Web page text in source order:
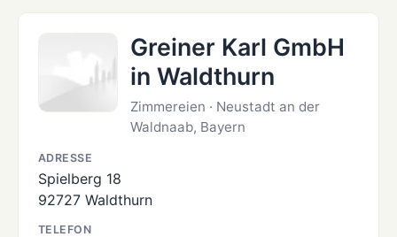
Greiner Karl GmbH
in Waldthurn
Zimmereien · Neustadt an der
Waldnaab, Bayern
ADRESSE
Spielberg 18
92727 Waldthurn
TELEFON